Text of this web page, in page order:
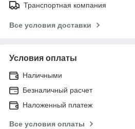
Транспортная компания
Все условия доставки
Условия оплаты
Наличными
Безналичный расчет
Наложенный платеж
Все условия оплаты